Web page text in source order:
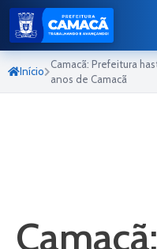
Início
Camacã: Prefeitura
anos de Camacã